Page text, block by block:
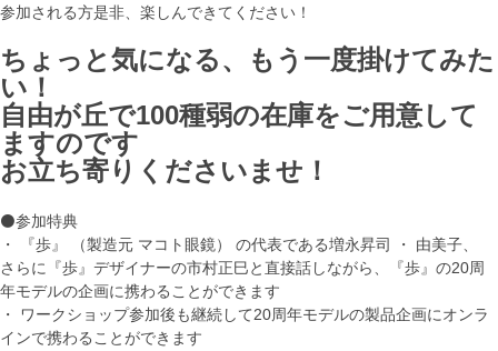
参加される方是非、楽しんできてください！
ちょっと気になる、もう一度掛けてみた
い！
自由が丘で100種弱の在庫をご用意して
ますのです
お立ち寄りくださいませ！
⚫参加特典
・ 『歩』 （製造元 マコト眼鏡） の代表である増永昇司 ・ 由美子、
さらに『歩』デザイナーの市村正巳と直接話しながら、『歩』の20周
年モデルの企画に携わることができます
・ ワークショップ参加後も継続して20周年モデルの製品企画にオンラ
インで携わることができます